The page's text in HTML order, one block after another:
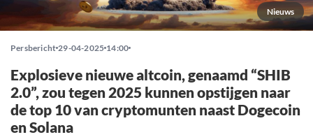
Nieuws
Persbericht 29-04-2025 14:00
Explosieve nieuwe altcoin, genaamd “SHIB
2.0”, zou tegen 2025 kunnen opstijgen naar
de top 10 van cryptomunten naast Dogecoin
en Solana